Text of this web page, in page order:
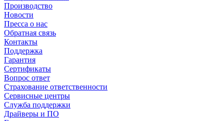
Производство
Новости
Пресса о нас
Обратная связь
Контакты
Поддержка
Гарантия
Сертификаты
Вопрос ответ
Страхование ответственности
Сервисные центры
Служба поддержки
Драйверы и ПО